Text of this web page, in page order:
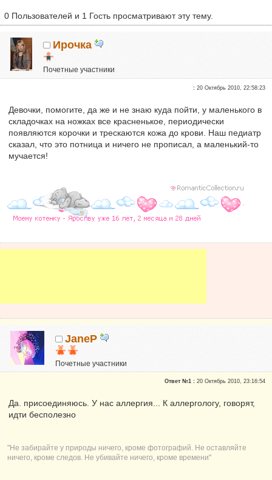
0 Пользователей и 1 Гость просматривают эту тему.
Ирочка
Почетные участники
:20 Октябрь 2010, 22:58:23
Девочки, помогите, да же и не знаю куда пойти, у маленького в
складочках на ножках все красненькое, периодически
появляются корочки и трескаются кожа до крови. Наш педиатр
сказал, что это потница и ничего не прописал, а маленький-то
мучается!
JaneP
Почетные участники
Ответ №1 :20 Октябрь 2010, 23:16:54
Да. присоединяюсь. У нас аллергия... К аллергологу, говорят,
идти бесполезно
"Не забирайте у природы ничего, кроме фотографий. Не оставляйте
ничего, кроме следов. Не убивайте ничего, кроме времени"